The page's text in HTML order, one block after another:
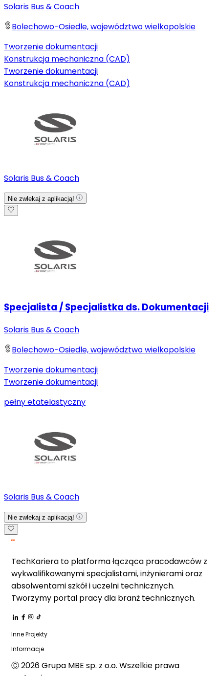
Solaris Bus & Coach
Bolechowo-Osiedle, województwo wielkopolskie
Tworzenie dokumentacji
Konstrukcja mechaniczna (CAD)
Tworzenie dokumentacji
Konstrukcja mechaniczna (CAD)
Solaris Bus & Coach
Nie zwlekaj z aplikacją!
Specjalista / Specjalistka ds. Dokumentacji
Solaris Bus & Coach
Bolechowo-Osiedle, województwo wielkopolskie
Tworzenie dokumentacji
Tworzenie dokumentacji
pełny etatelastyczny
Solaris Bus & Coach
Nie zwlekaj z aplikacją!
TechKariera to platforma łącząca pracodawców z
wykwalifikowanymi specjalistami, inżynierami oraz
absolwentami szkół i uczelni technicznych.
Tworzymy portal pracy dla branż technicznych.
Inne Projekty
Informacje
Ⓒ2026Grupa MBE sp. z o.o. Wszelkie prawa